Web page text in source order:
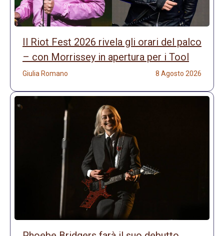
Il Riot Fest 2026 rivela gli orari del palco
– con Morrissey in apertura per i Tool
Giulia Romano 8 Agosto 2026